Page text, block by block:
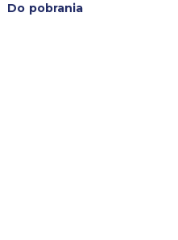
Do pobrania